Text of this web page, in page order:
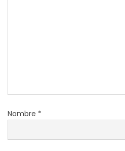
Nombre *